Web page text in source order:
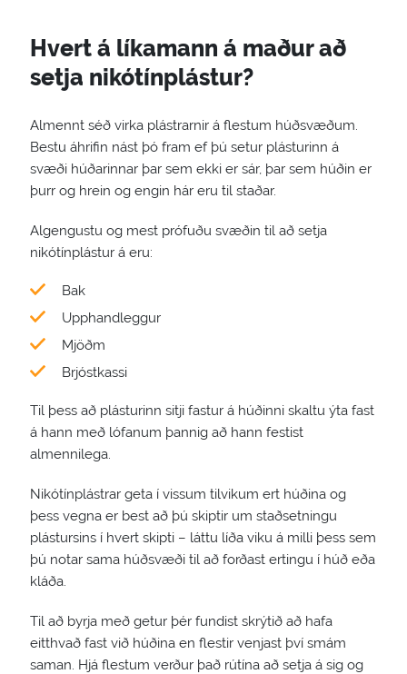
Hvert á líkamann á maður að
setja nikótínplástur?
Almennt séð virka plástrarnir á flestum húðsvæðum.
Bestu áhrifin nást þó fram ef þú setur plásturinn á
svæði húðarinnar þar sem ekki er sár, þar sem húðin er
þurr og hrein og engin hár eru til staðar.
Algengustu og mest prófuðu svæðin til að setja
nikótínplástur á eru:
Bak
Upphandleggur
Mjöðm
Brjóstkassi
Til þess að plásturinn sitji fastur á húðinni skaltu ýta fast
á hann með lófanum þannig að hann festist
almennilega.
Nikótínplástrar geta í vissum tilvikum ert húðina og
þess vegna er best að þú skiptir um staðsetningu
plástursins í hvert skipti – láttu líða viku á milli þess sem
þú notar sama húðsvæði til að forðast ertingu í húð eða
kláða.
Til að byrja með getur þér fundist skrýtið að hafa
eitthvað fast við húðina en flestir venjast því smám
saman. Hjá flestum verður það rútína að setja á sig og